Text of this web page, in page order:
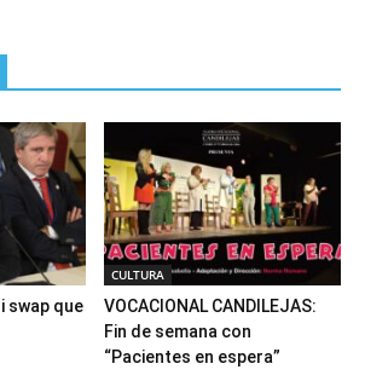
swap que
CULTURA
VOCACIONAL CANDILEJAS:
Fin de semana con
“Pacientes en espera”